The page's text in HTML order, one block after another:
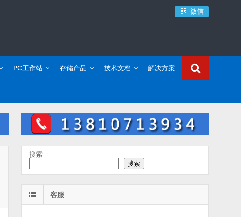
微信
PC工作站 存储产品 技术文档 解决方案
搜索
搜索
客服